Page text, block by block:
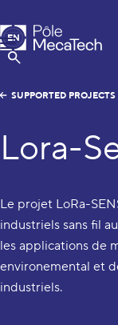
MecaTech
Menu
Show Search
EN
FR
SUPPORTED PROJECTS
Lora-
Le projet LoRa-
industriels sans fil
les applications de
environemental et
industriels.